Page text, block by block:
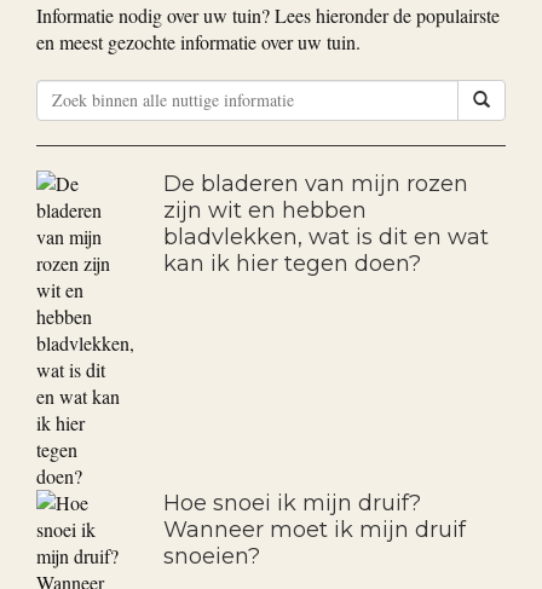
Informatie nodig over uw tuin? Lees hieronder de populairste
en meest gezochte informatie over uw tuin.
De bladeren van mijn rozen
zijn wit en hebben
bladvlekken, wat is dit en wat
kan ik hier tegen doen?
Hoe snoei ik mijn druif?
Wanneer moet ik mijn druif
snoeien?